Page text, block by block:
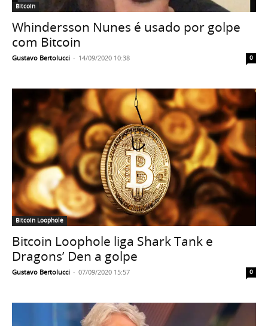
Bitcoin
Whindersson Nunes é usado por golpe
com Bitcoin
Gustavo Bertolucci - 14/09/2020 10:38 0
Bitcoin Loophole
Bitcoin Loophole liga Shark Tank e
Dragons’ Den a golpe
Gustavo Bertolucci - 07/09/2020 15:57 0